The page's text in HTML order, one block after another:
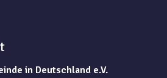
in Deutschland e.V.